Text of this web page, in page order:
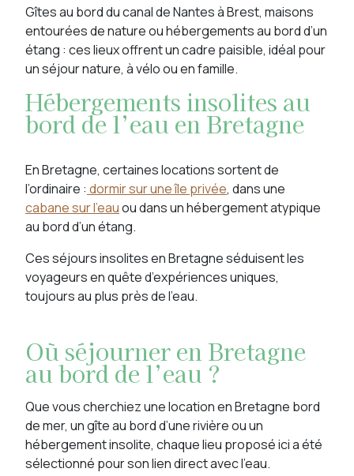
Gîtes au bord du canal de Nantes à Brest, maisons
entourées de nature ou hébergements au bord d’un
étang : ces lieux offrent un cadre paisible, idéal pour
un séjour nature, à vélo ou en famille.
Hébergements insolites au
bord de l’eau en Bretagne
En Bretagne, certaines locations sortent de
l’ordinaire : dormir sur une île privée, dans une
cabane sur l’eauou dans un hébergement atypique
au bord d’un étang.
Ces séjours insolites en Bretagne séduisent les
voyageurs en quête d’expériences uniques,
toujours au plus près de l’eau.
Où séjourner en Bretagne
au bord de l’eau ?
Que vous cherchiez une location en Bretagne bord
de mer, un gîte au bord d’une rivière ou un
hébergement insolite, chaque lieu proposé ici a été
sélectionné pour son lien direct avec l’eau.